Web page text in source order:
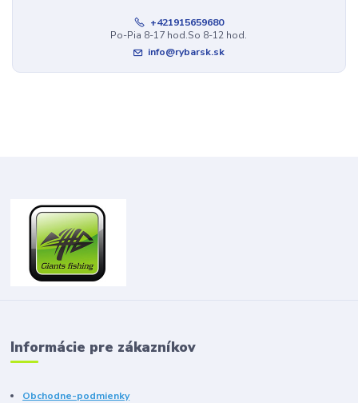
+421915659680
Po-Pia 8-17 hod.So 8-12 hod.
info@rybarsk.sk
Informácie pre zákazníkov
Obchodne-podmienky